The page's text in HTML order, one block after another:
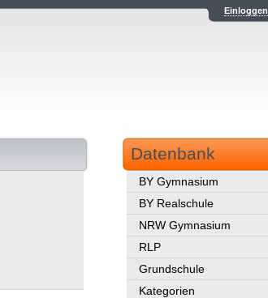
Einloggen
Datenbank
BY Gymnasium
BY Realschule
NRW Gymnasium
RLP
Grundschule
Kategorien